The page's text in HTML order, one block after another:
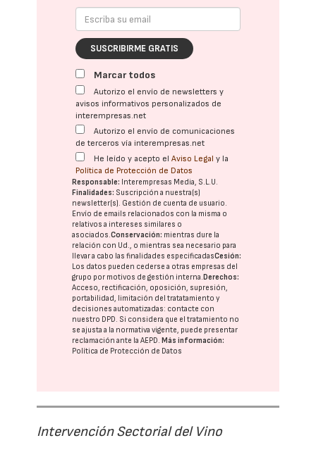
SUSCRIBIRME GRATIS
Marcar todos
Autorizo el envío de newsletters y
avisos informativos personalizados de
interempresas.net
Autorizo el envío de comunicaciones
de terceros vía interempresas.net
He leído y acepto elAviso Legal y la
Política de Protección de Datos
Responsable: Interempresas Media, S.L.U.
Finalidades: Suscripción a nuestra(s)
newsletter(s). Gestión de cuenta de usuario.
Envío de emails relacionados con la misma o
relativos a intereses similares o
asociados.Conservación: mientras dure la
relación con Ud., o mientras sea necesario para
llevar a cabo las finalidades especificadasCesión:
Los datos pueden cederse a otras empresas del
grupo por motivos de gestión interna. Derechos:
Acceso, rectificación, oposición, supresión,
portabilidad, limitación del tratatamiento y
decisiones automatizadas: contacte con
nuestro DPD. Si considera que el tratamiento no
se ajusta a la normativa vigente, puede presentar
reclamación ante laAEPD. Más información:
Política de Protección de Datos
Intervención Sectorial del Vino